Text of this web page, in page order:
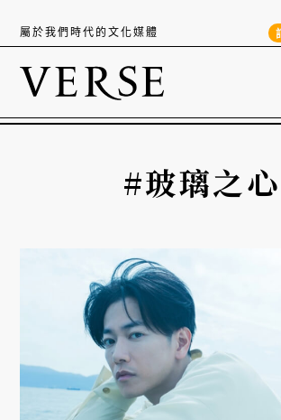
屬於我們時代的文化媒體
#玻璃之心